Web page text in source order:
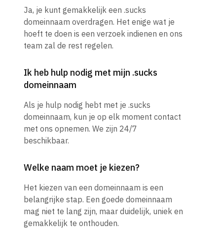
Ja, je kunt gemakkelijk een .sucks
domeinnaam overdragen. Het enige wat je
hoeft te doen is een verzoek indienen en ons
team zal de rest regelen.
Ik heb hulp nodig met mijn .sucks
domeinnaam
Als je hulp nodig hebt met je .sucks
domeinnaam, kun je op elk moment contact
met ons opnemen. We zijn 24/7
beschikbaar.
Welke naam moet je kiezen?
Het kiezen van een domeinnaam is een
belangrijke stap. Een goede domeinnaam
mag niet te lang zijn, maar duidelijk, uniek en
gemakkelijk te onthouden.